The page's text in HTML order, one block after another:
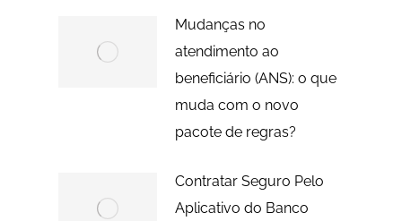
Mudanças no
atendimento ao
beneficiário (ANS): o que
muda com o novo
pacote de regras?
Contratar Seguro Pelo
Aplicativo do Banco